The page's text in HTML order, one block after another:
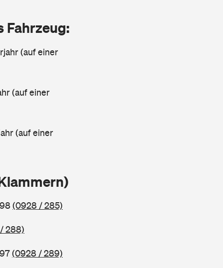
Fahrzeug:
(auf einer
(auf einer
(auf einer
(0928 / 285)
288)
(0928 / 289)